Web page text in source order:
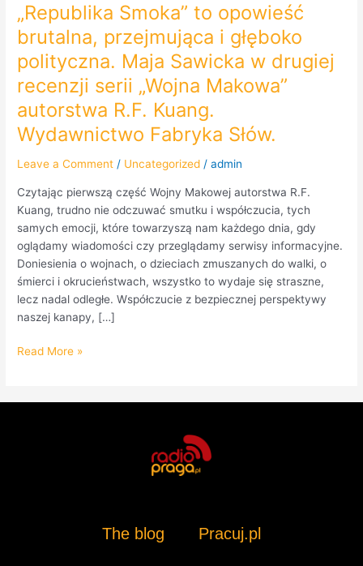
„Republika Smoka” to opowieść
brutalna, przejmująca i głęboko
polityczna. Maja Sawicka w drugiej
recenzji serii „Wojna Makowa”
autorstwa R.F. Kuang.
Wydawnictwo Fabryka Słów.
Leave a Comment / Uncategorized /admin
Czytając pierwszą część Wojny Makowej autorstwa R.F.
Kuang, trudno nie odczuwać smutku i współczucia, tych
samych emocji, które towarzyszą nam każdego dnia, gdy
oglądamy wiadomości czy przeglądamy serwisy informacyjne.
Doniesienia o wojnach, o dzieciach zmuszanych do walki, o
śmierci i okrucieństwach, wszystko to wydaje się straszne,
lecz nadal odległe. Współczucie z bezpiecznej perspektywy
naszej kanapy, […]
Read More »
The blog Pracuj.pl